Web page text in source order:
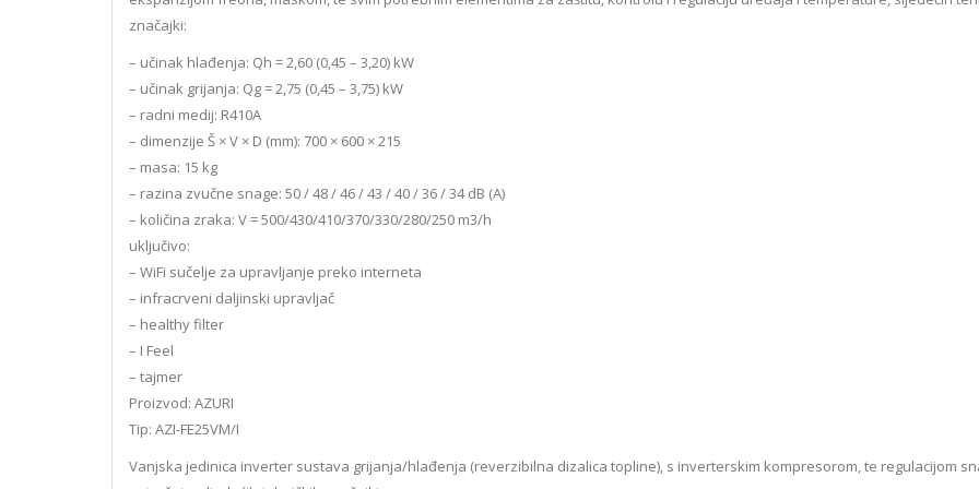
značajki:
– učinak hlađenja: Qh = 2,60 (0,45 – 3,20) kW
– učinak grijanja: Qg = 2,75 (0,45 – 3,75) kW
– radni medij: R410A
– dimenzije Š × V × D (mm): 700 × 600 × 215
– masa: 15 kg
– razina zvučne snage: 50 / 48 / 46 / 43 / 40 / 36 / 34 dB (A)
– količina zraka: V = 500/430/410/370/330/280/250 m3/h
uključivo:
– WiFi sučelje za upravljanje preko interneta
– infracrveni daljinski upravljač
– healthy filter
– I Feel
– tajmer
Proizvod: AZURI
Tip: AZI-FE25VM/I
Vanjska jedinica inverter sustava grijanja/hlađenja (reverzibilna dizalica topline), s inverterskim kompresorom, te regulacijom